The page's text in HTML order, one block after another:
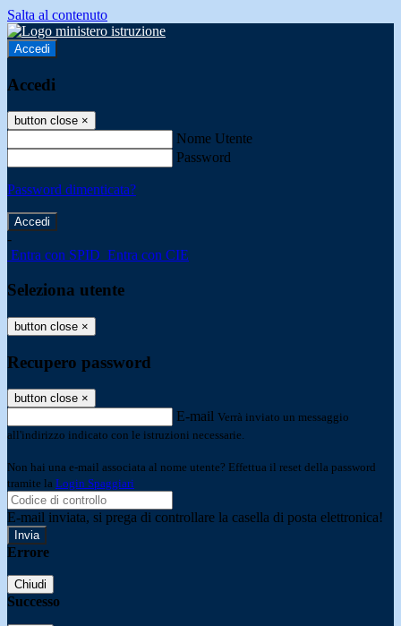
Salta al contenuto
Accedi
Accedi
button close ×
Nome Utente
Password
Password dimenticata?
-
Entra con SPID Entra con CIE
Seleziona utente
button close ×
Recupero password
button close ×
E-mail Verrà inviato un messaggio
all'indirizzo indicato con le istruzioni necessarie.
Non hai una e-mail associata al nome utente? Effettua il reset della password
tramite la Login Spaggiari
E-mail inviata, si prega di controllare la casella di posta elettronica!
Errore
Chiudi
Successo